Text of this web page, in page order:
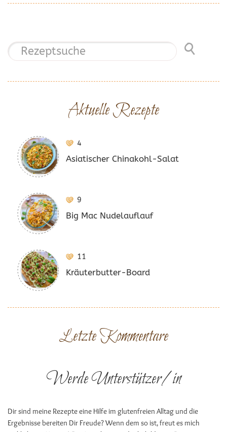
Aktuelle Rezepte
4
Asiatischer Chinakohl-Salat
9
Big Mac Nudelauflauf
11
Kräuterbutter-Board
Letzte Kommentare
Werde Unterstützer/in
Dir sind meine Rezepte eine Hilfe im glutenfreien Alltag und die
Ergebnisse bereiten Dir Freude? Wenn dem so ist, freut es mich